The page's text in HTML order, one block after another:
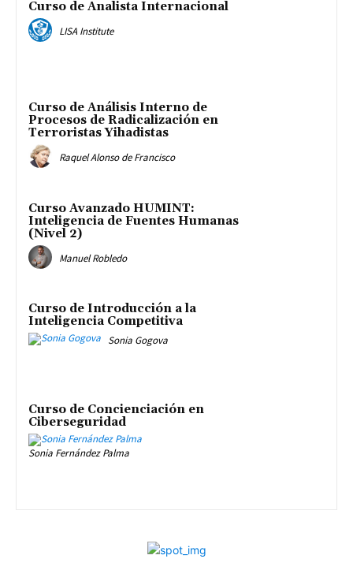
Curso de Analista Internacional
LISA Institute
Curso de Análisis Interno de
Procesos de Radicalización en
Terroristas Yihadistas
Raquel Alonso de Francisco
Curso Avanzado HUMINT:
Inteligencia de Fuentes Humanas
(Nivel 2)
Manuel Robledo
Curso de Introducción a la
Inteligencia Competitiva
Sonia Gogova
Curso de Concienciación en
Ciberseguridad
Sonia Fernández Palma